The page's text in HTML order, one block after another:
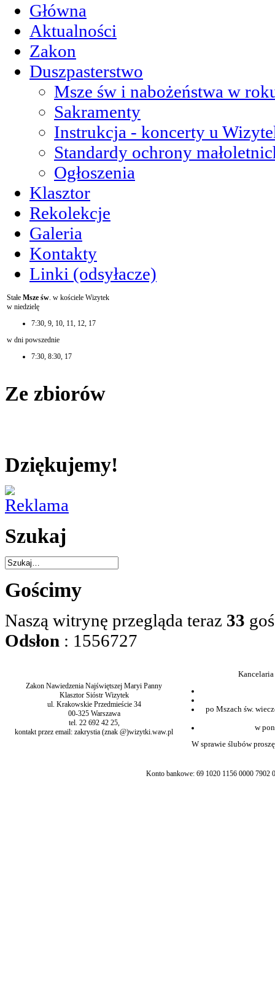
Główna
Aktualności
Zakon
Duszpasterstwo
Msze św i nabożeństwa w
Sakramenty
Instrukcja - koncerty u
Standardy ochrony
Ogłoszenia
Klasztor
Rekolekcje
Galeria
Kontakty
Linki (odsyłacze)
Stałe Msze św. w kościele Wizytek
w niedzielę
7:30, 9, 10, 11, 12, 17
w dni powszednie
7:30, 8:30, 17
Ze zbiorów
Dziękujemy!
Szukaj
Gościmy
Naszą witrynę przegląda teraz 33
Odsłon : 1556727
Zakon Nawiedzenia Najświętszej Maryi Panny
Klasztor Sióstr Wizytek
ul. Krakowskie Przedmieście 34
00-325 Warszawa
tel. 22 692 42 25,
kontakt przez email: zakrystia (znak @)wizytki.waw.pl
po Mszach św.
w
W sprawie ślubów
Konto bankowe: 69 1020 1156 0000 7902